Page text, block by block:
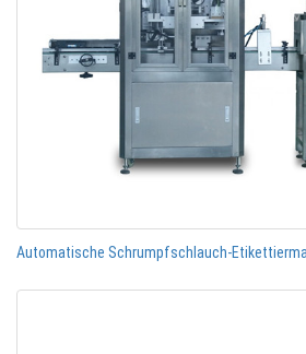
Automatische Schrumpfschlauch-